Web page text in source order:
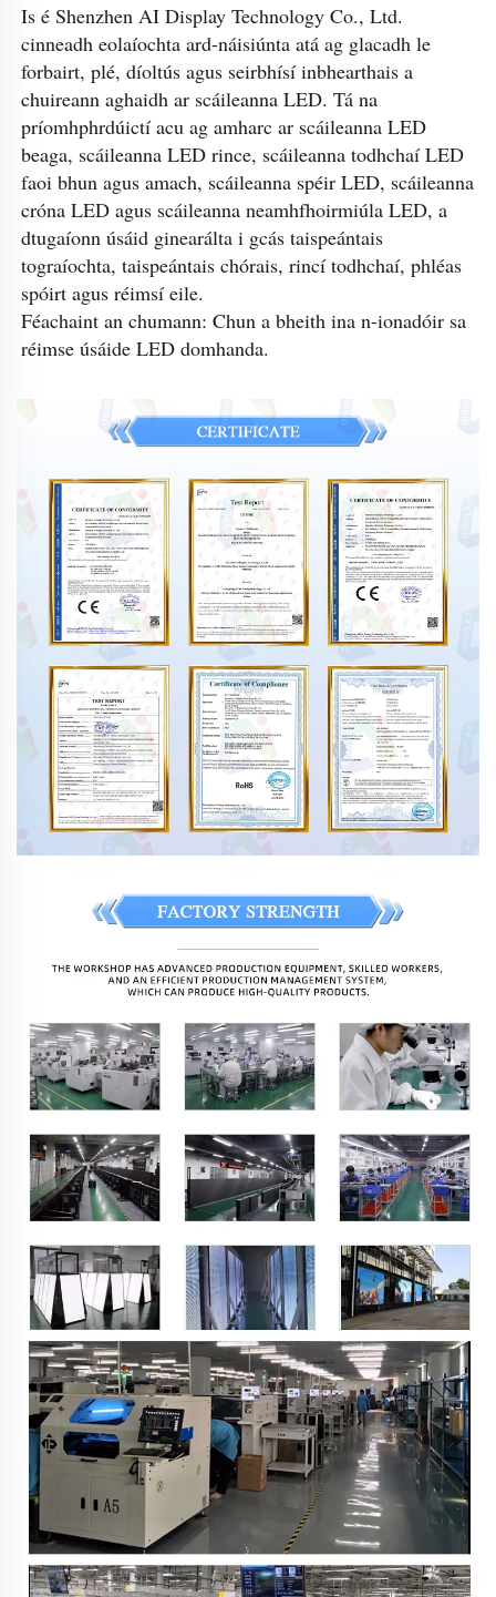
Is é Shenzhen AI Display Technology Co., Ltd.
cinneadh eolaíochta ard-náisiúnta atá ag glacadh le
forbairt, plé, díoltús agus seirbhísí inbhearthais a
chuireann aghaidh ar scáileanna LED. Tá na
príomhphrdúictí acu ag amharc ar scáileanna LED
beaga, scáileanna LED rince, scáileanna todhchaí LED
faoi bhun agus amach, scáileanna spéir LED, scáileanna
cróna LED agus scáileanna neamhfhoirmiúla LED, a
dtugaíonn úsáid ginearálta i gcás taispeántais
tograíochta, taispeántais chórais, rincí todhchaí, phléas
spóirt agus réimsí eile.
Féachaint an chumann: Chun a bheith ina n-ionadóir sa
réimse úsáide LED domhanda.